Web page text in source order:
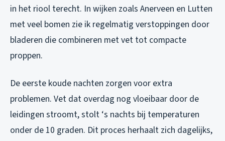
in het riool terecht. In wijken zoals Anerveen en Lutten
met veel bomen zie ik regelmatig verstoppingen door
bladeren die combineren met vet tot compacte
proppen.
De eerste koude nachten zorgen voor extra
problemen. Vet dat overdag nog vloeibaar door de
leidingen stroomt, stolt ‘s nachts bij temperaturen
onder de 10 graden. Dit proces herhaalt zich dagelijks,